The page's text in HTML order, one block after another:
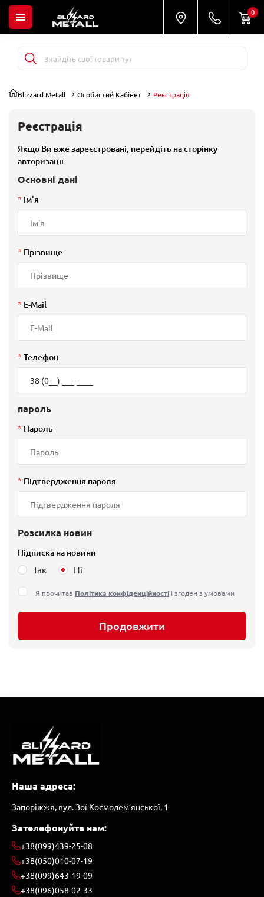
0
Blizzard Metall Особистий Кабінет Реєстрація
Реєстрація
Якщо Ви вже зареєстровані, перейдіть на сторінку
авторизації.
Основні дані
* Ім'я
* Прізвище
* E-Mail
* Телефон
пароль
* Пароль
* Підтвердження пароля
Розсилка новин
Підписка на новини
Так
Ні
Я прочитав Політика конфіденційності і згоден з умовами
Продовжити
Наша адреса:
Запоріжжя, вул. Зої Космодем’янської, 1
Зателефонуйте нам:
+38(099)439-25-08
+38(050)010-07-19
+38(099)643-19-09
+38(096)058-02-33